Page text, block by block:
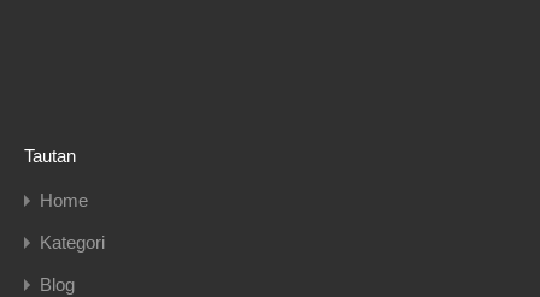
Tautan
Home
Kategori
Blog